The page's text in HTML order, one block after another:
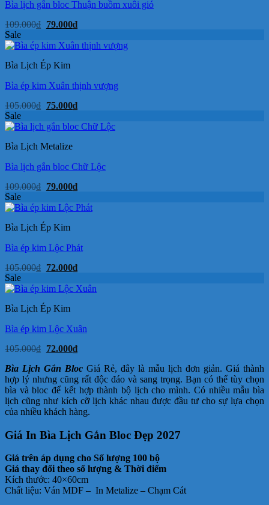
Bìa lịch gắn bloc Thuận buồm xuôi gió
109.000₫ Giá
là:
109.000₫.
79.000₫Giá
tại
là:
Sale
Bìa Lịch Ép Kim
Bìa ép kim Xuân thịnh vượng
105.000₫ Giá
là:
105.000₫.
75.000₫Giá
tại
là:
Sale
Bìa Lịch Metalize
Bìa lịch gắn bloc Chữ Lộc
109.000₫ Giá
là:
109.000₫.
79.000₫Giá
tại
là:
Sale
Bìa Lịch Ép Kim
Bìa ép kim Lộc Phát
105.000₫ Giá
là:
105.000₫.
72.000₫Giá
tại
là:
Sale
Bìa Lịch Ép Kim
Bìa ép kim Lộc Xuân
105.000₫ Giá
là:
105.000₫.
72.000₫Giá
tại
là:
72.000₫.
Bìa Lịch Gắn Bloc Giá Rẻ, đây là mẫu lịch đơn giản. Giá thành
hợp lý nhưng cũng rất độc đáo và sang trọng. Bạn có thể tùy chọn
bìa và bloc để kết hợp thành bộ lịch cho mình. Có nhiều mẫu bìa
lịch cũng như kích cỡ lịch khác nhau được đầu tư cho sự lựa chọn
của nhiều khách hàng.
Giá In Bìa Lịch Gắn Bloc Đẹp 2027
Giá trên áp dụng cho Số lượng 100 bộ
Giá thay đổi theo số lượng & Thời điểm
Kích thước: 40×60cm
Chất liệu: Ván MDF – In Metalize – Chạm Cát